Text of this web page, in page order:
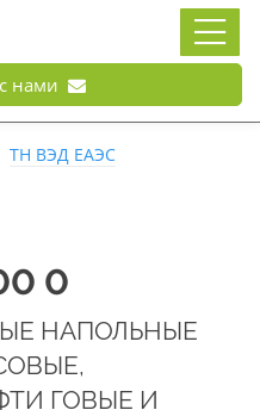
нами
ТН ВЭД ЕАЭС
0
НАПОЛЬНЫЕ
ГОВЫЕ И